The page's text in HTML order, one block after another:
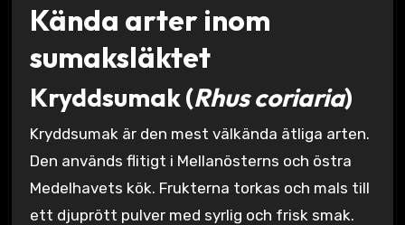
Kända arter inom
sumaksläktet
Kryddsumak (Rhus coriaria)
Kryddsumak är den mest välkända ätliga arten.
Den används flitigt i Mellanösterns och östra
Medelhavets kök. Frukterna torkas och mals till
ett djuprött pulver med syrlig och frisk smak.